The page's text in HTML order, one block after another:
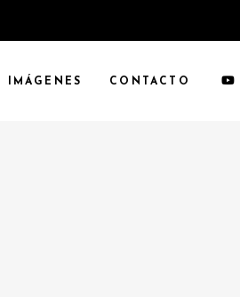
IMÁGENES CONTACTO